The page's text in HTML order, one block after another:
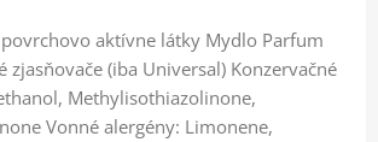
aktívne látky Mydlo Parfum
zjasňovače (iba Universal) Konzervačné
Methylisothiazolinone,
Vonné alergény: Limonene,